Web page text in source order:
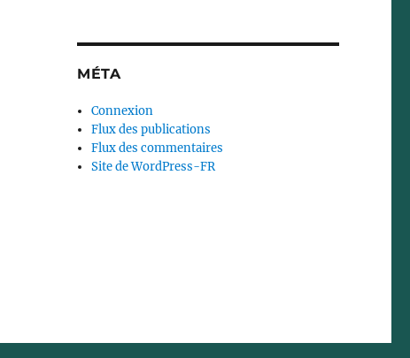
MÉTA
Connexion
Flux des publications
Flux des commentaires
Site de WordPress-FR